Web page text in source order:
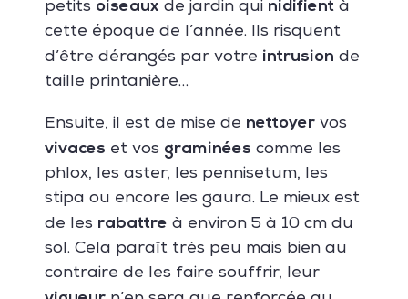
petits oiseaux de jardin qui nidifientà
cette époque de l’année. Ils risquent
d’être dérangés par votre intrusion de
taille printanière…
Ensuite, il est de mise de nettoyervos
vivaces et vos graminées comme les
phlox, les aster, les pennisetum, les
stipa ou encore les gaura. Le mieux est
de les rabattre à environ 5 à 10 cm du
sol. Cela paraît très peu mais bien au
contraire de les faire souffrir, leur